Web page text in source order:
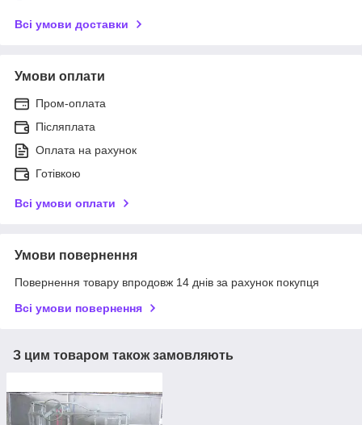
Всі умови доставки
Умови оплати
Пром-оплата
Післяплата
Оплата на рахунок
Готівкою
Всі умови оплати
Умови повернення
Повернення товару впродовж 14 днів за рахунок покупця
Всі умови повернення
З цим товаром також замовляють